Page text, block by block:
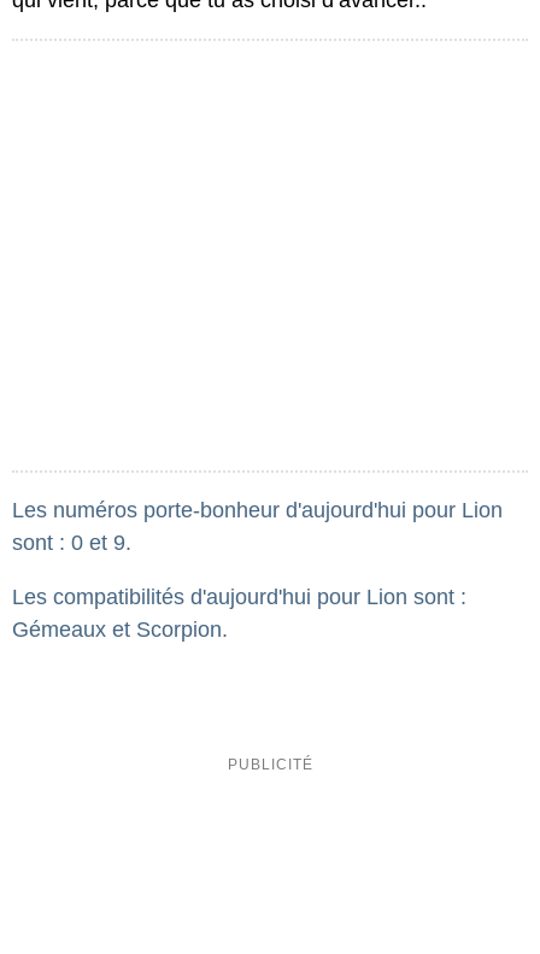
Les numéros porte-bonheur d'aujourd'hui pour Lion
sont : 0 et 9.
Les compatibilités d'aujourd'hui pour Lion sont :
Gémeaux et Scorpion.